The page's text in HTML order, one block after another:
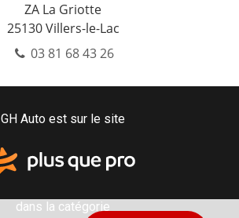
ZA La Griotte
25130Villers-le-Lac
03 81 68 43 26
GH Auto est sur le site
dans la catégorie